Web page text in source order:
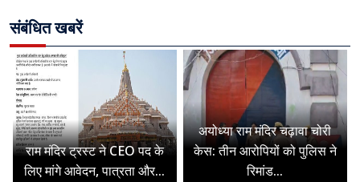
संबंधित खबरें
राम मंदिर ट्रस्ट ने CEO पद के
लिए मांगे आवेदन, पात्रता और...
अयोध्या राम मंदिर चढ़ावा चोरी
केस: तीन आरोपियों को पुलिस ने
रिमांड...